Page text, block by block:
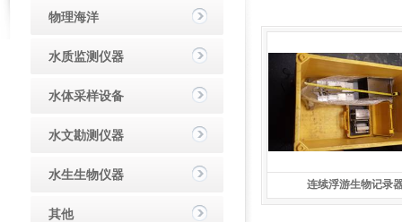
物理海洋
水质监测仪器
水体采样设备
水文勘测仪器
水生生物仪器
其他
连续浮游生物记录